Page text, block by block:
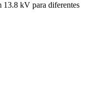
13.8 kV para diferentes